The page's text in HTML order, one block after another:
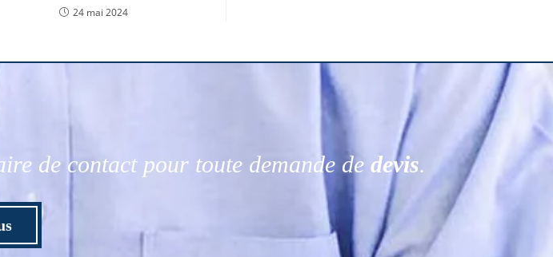
24 mai 2024
de contact pour toute demande de devis.